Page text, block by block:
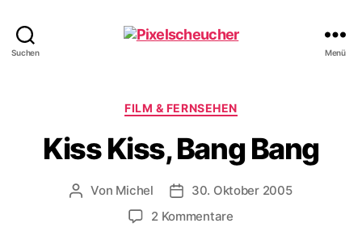
Suchen Menü
Kategorien
FILM & FERNSEHEN
Kiss Kiss, Bang Bang
Beitragsautor
Von Michel Veröffentlichungsdatum
30. Oktober 2005
2 Kommentarezu